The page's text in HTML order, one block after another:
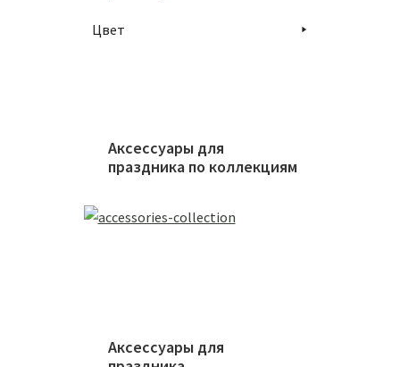
Цвет
Аксессуары для
праздника по коллекциям
Аксессуары для